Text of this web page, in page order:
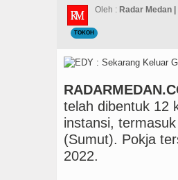
Oleh : Radar Medan
TOKOH
telah dibentuk 12
instansi,
(Sumut). Pokja
2022.